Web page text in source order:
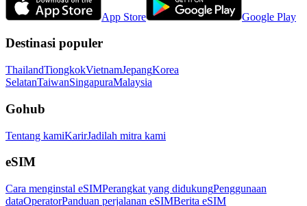
App Store Google Play
Destinasi populer
ThailandTiongkokVietnamJepangKorea
SelatanTaiwanSingapuraMalaysia
Gohub
Tentang kamiKarirJadilah mitra kami
eSIM
Cara menginstal eSIMPerangkat yang didukungPenggunaan
dataOperatorPanduan perjalanan eSIMBerita eSIM